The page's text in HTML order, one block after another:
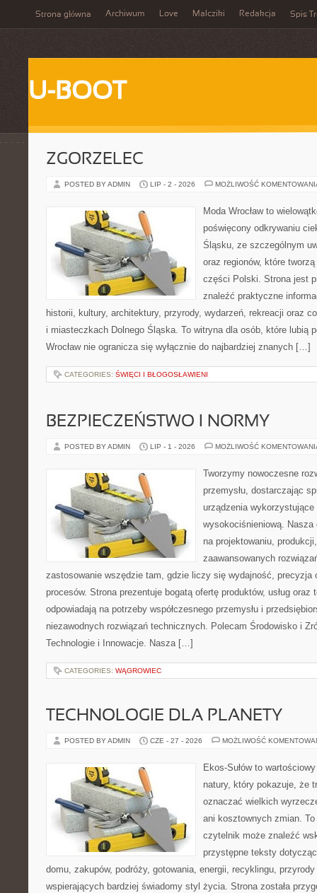
Strona główna Archiwum Love Malcziki Redakcja Spis
U-BOOT
ZGORZELEC
POSTED BY ADMIN LIP - 2 - 2026 MOŻLIWOŚĆ
Moda Wrocław to
poświęcony odkrywaniu
Śląsku, ze szczególnym
oraz regionów, które
części Polski. Strona jest
znaleźć praktyczne
historii, kultury, architektury, przyrody, wydarzeń, rekreacji oraz
i miasteczkach Dolnego Śląska. To witryna dla osób, które lubią
Wrocław nie ogranicza się wyłącznie do najbardziej znanych […]
CATEGORIES: ŚWIĘCI I BŁOGOSŁAWIENI
BEZPIECZEŃSTWO I NORMY
POSTED BY ADMIN LIP - 1 - 2026 MOŻLIWOŚĆ
Tworzymy nowoczesne
przemysłu, dostarczając
urządzenia wykorzystujące
wysokociśnieniową. Nasza
na projektowaniu,
zaawansowanych
zastosowanie wszędzie tam, gdzie liczy się wydajność, precyzja
procesów. Strona prezentuje bogatą ofertę produktów, usług oraz
odpowiadają na potrzeby współczesnego przemysłu i
niezawodnych rozwiązań technicznych. Polecam Środowisko i
Technologie i Innowacje. Nasza […]
CATEGORIES: WĄGROWIEC
TECHNOLOGIE DLA PLANETY
POSTED BY ADMIN CZE - 27 - 2026 MOŻLIWOŚĆ
Ekos-Sułów to
natury, który pokazuje, że
oznaczać wielkich
ani kosztownych zmian.
czytelnik może znaleźć
przystępne teksty
domu, zakupów, podróży, gotowania, energii, recyklingu,
wspierających bardziej świadomy styl życia. Strona została